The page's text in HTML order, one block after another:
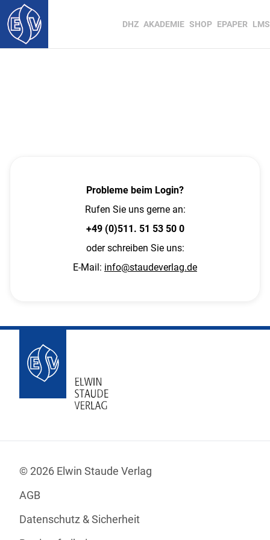
DHZ AKADEMIE SHOP EPAPER LMS
Probleme beim Login?
Rufen Sie uns gerne an:
+49 (0)511. 51 53 50 0
oder schreiben Sie uns:
E-Mail: info@staudeverlag.de
© 2026 Elwin Staude Verlag
AGB
Datenschutz & Sicherheit